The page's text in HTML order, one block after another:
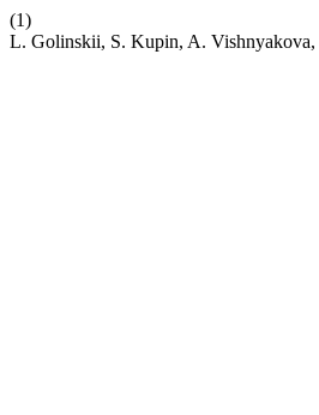
(1)
L. Golinskii, S. Kupin, A. Vishnyakova,